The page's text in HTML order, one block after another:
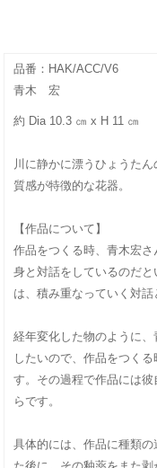
品番：HAK/ACC/V6
青木 宏
約 Dia 10.3 ㎝ x H 11 ㎝
川に静かに漂うひょうた
質感が特徴的な花器。
【作品について】
作品をつくる時、青木宏
身と対話をしているのだ
は、積み重なっていく対話
経年変化した物のように
したいので、作品をつく
す。 その過程で作品には
らです。
具体的には、作品に種類